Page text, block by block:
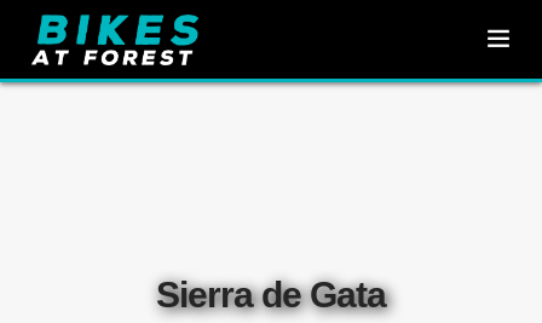
SOBRE NOSOTROSSierra de Gata